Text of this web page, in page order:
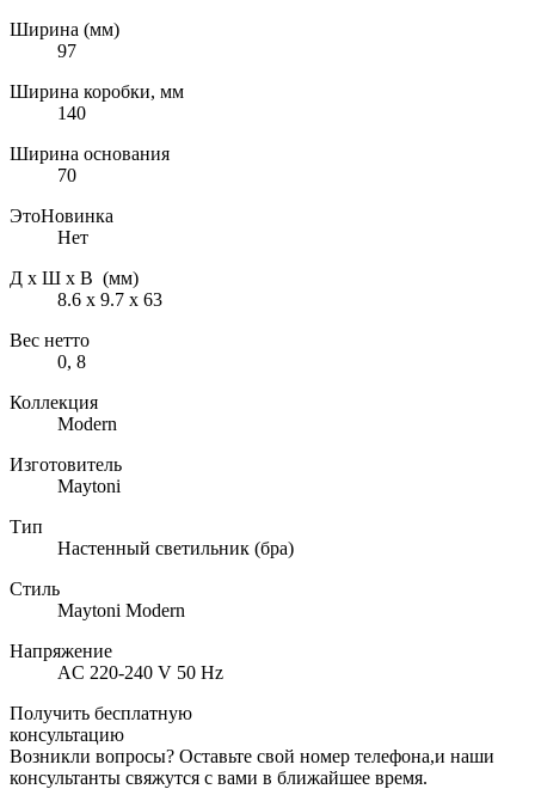
Ширина (мм)
97
Ширина коробки, мм
140
Ширина основания
70
ЭтоНовинка
Нет
Д х Ш х В (мм)
8.6 х 9.7 х 63
Вес нетто
0, 8
Коллекция
Modern
Изготовитель
Maytoni
Тип
Настенный светильник (бра)
Стиль
Maytoni Modern
Напряжение
AC 220-240 V 50 Hz
Получить бесплатную
консультацию
Возникли вопросы? Оставьте свой номер телефона,и наши
консультанты свяжутся с вами в ближайшее время.